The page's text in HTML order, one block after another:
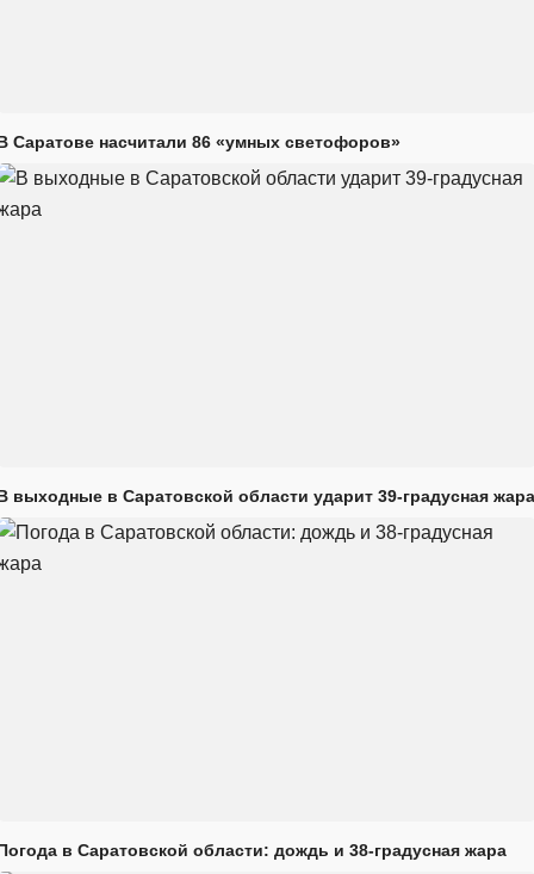
Саратове насчитали 86 «умных светофоров»
выходные в Саратовской области ударит 39-градусная жара
в Саратовской области: дождь и 38-градусная жара